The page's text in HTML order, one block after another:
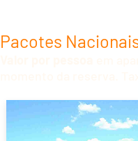
Pacotes